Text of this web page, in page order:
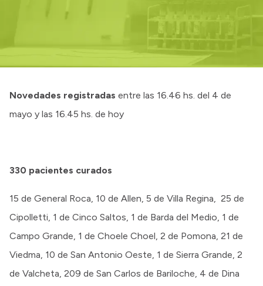
Novedades registradas entre las 16.46 hs. del 4 de
mayo y las 16.45 hs. de hoy
330 pacientes curados
15 de General Roca, 10 de Allen, 5 de Villa Regina, 25 de
Cipolletti, 1 de Cinco Saltos, 1 de Barda del Medio, 1 de
Campo Grande, 1 de Choele Choel, 2 de Pomona, 21 de
Viedma, 10 de San Antonio Oeste, 1 de Sierra Grande, 2
de Valcheta, 209 de San Carlos de Bariloche, 4 de Dina